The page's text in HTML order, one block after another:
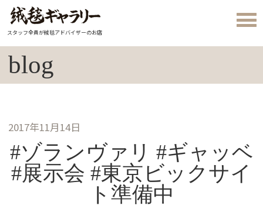
スタッフ全員が絨毯アドバイザーのお店
blog
2017年11月14日
#ゾランヴァリ #ギャッベ
#展示会 #東京ビックサイ
ト準備中